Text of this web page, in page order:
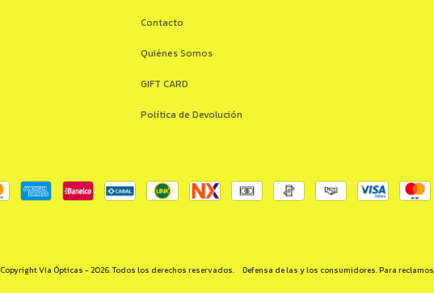
Contacto
Quiénes Somos
GIFT CARD
Política de Devolución
Copyright Vía Ópticas - 2026. Todos los derechos reservados. Defensa de las y los consumidores. Para reclamos